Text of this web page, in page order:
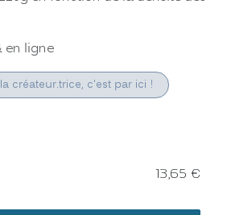
en ligne
créateur.trice, c'est par ici !
13,65 €